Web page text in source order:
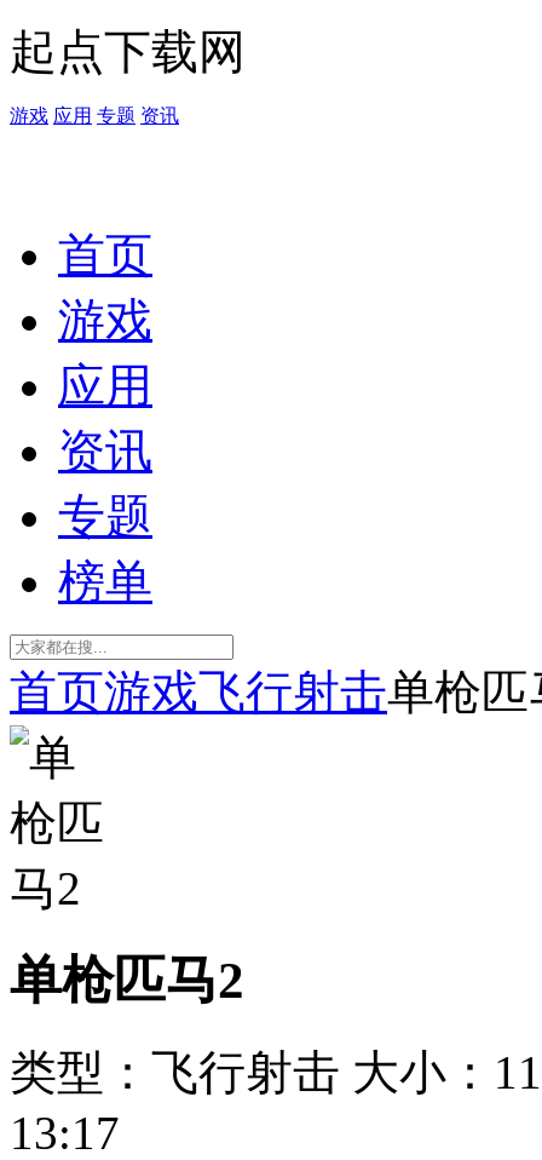
起点下载网
游戏 应用 专题 资讯
首页
游戏
应用
资讯
专题
榜单
首页游戏飞行射击单枪匹
单枪匹马2
类型：飞行射击 大小：
13:17